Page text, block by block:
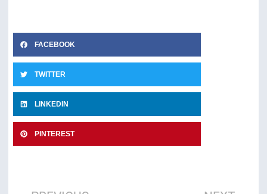
FACEBOOK
TWITTER
LINKEDIN
PINTEREST